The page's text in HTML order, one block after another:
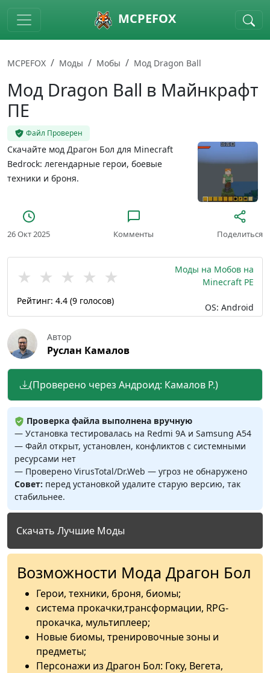
Skip to main content MCPEFOX
MCPEFOX Моды Мобы Мод Dragon Ball
Мод Dragon Ball в Майнкрафт
ПЕ
Файл Проверен
Скачайте мод Драгон Бол для Minecraft
Bedrock: легендарные герои, боевые
техники и броня.
26 Окт 2025 Комменты Поделиться
★ ★ ★ ★ ★
Рейтинг: 4.4 (9 голосов)
Моды на Мобов на
Minecraft PE
OS: Android
Автор
Руслан Камалов
(Проверено через Андроид: Камалов Р.)
Проверка файла выполнена вручную
— Установка тестировалась на Redmi 9A и Samsung A54
— Файл открыт, установлен, конфликтов с системными
ресурсами нет
— Проверено VirusTotal/Dr.Web — угроз не обнаружено
Совет: перед установкой удалите старую версию, так
стабильнее.
Скачать Лучшие Моды
Возможности Мода Драгон Бол
Герои, техники, броня, биомы;
система прокачки,трансформации, RPG-
прокачка, мультиплеер;
Новые биомы, тренировочные зоны и
предметы;
Персонажи из Драгон Бол: Гоку, Вегета,